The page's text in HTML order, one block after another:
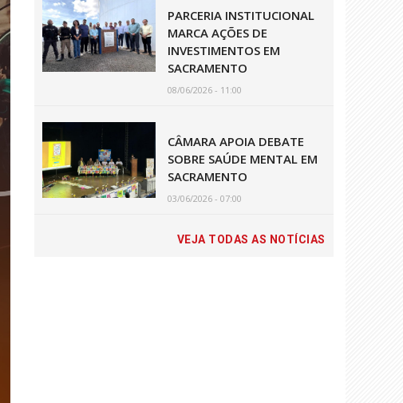
PARCERIA INSTITUCIONAL
MARCA AÇÕES DE
INVESTIMENTOS EM
SACRAMENTO
08/06/2026 - 11:00
CÂMARA APOIA DEBATE
SOBRE SAÚDE MENTAL EM
SACRAMENTO
03/06/2026 - 07:00
VEJA TODAS AS NOTÍCIAS